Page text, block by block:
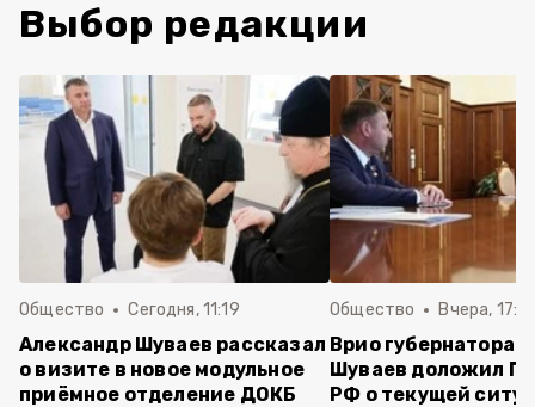
Выбор редакции
Общество Сегодня, 11:19
Александр Шуваев рассказал
о визите в новое модульное
приёмное отделение ДОКБ
Общество Вчера,
Врио губернатора
Шуваев доложил
РФ о текущей